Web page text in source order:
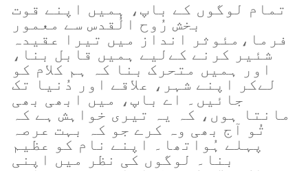
تمام لوگوں کے باپ، ہمیں اپنے قوت
بخش رُوح الُقدس سے معمور
فرما،مئوثر انداز میں تیرا عقیدہ
شئیر کرنے کےلیے ہمیں قابل بنا،
اور ہمیں متحرک بنا کہ ہم کلام کو
لےکر اپنے شہر، علاقے اور دُنیا تک
جائیں۔ اے باپ، میں ابھی بھی
مانتا ہوں، کہ یہ تیری خواہش ہے کہ
تُو آج بھی وہ کرے جو کہ بہت عرصہ
پہلے ہُواتھا۔ اپنے نام کو عظیم
بنا۔ لوگوں کی نظر میں اپنی